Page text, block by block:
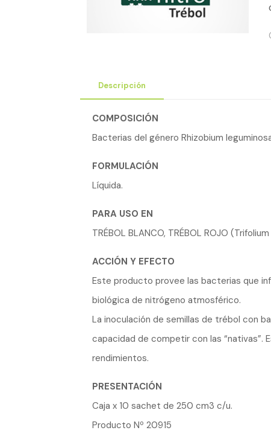
Descripción
COMPOSICIÓN
Bacterias del género Rhizobium
FORMULACIÓN
Líquida.
PARA USO EN
TRÉBOL BLANCO, TRÉBOL ROJO
ACCIÓN Y EFECTO
Este producto provee las bacterias que
biológica de nitrógeno atmosférico.
La inoculación de semillas de trébol con
capacidad de competir con las “nativas”.
rendimientos.
PRESENTACIÓN
Caja x 10 sachet de 250 cm3 c/u.
Producto Nº 20915